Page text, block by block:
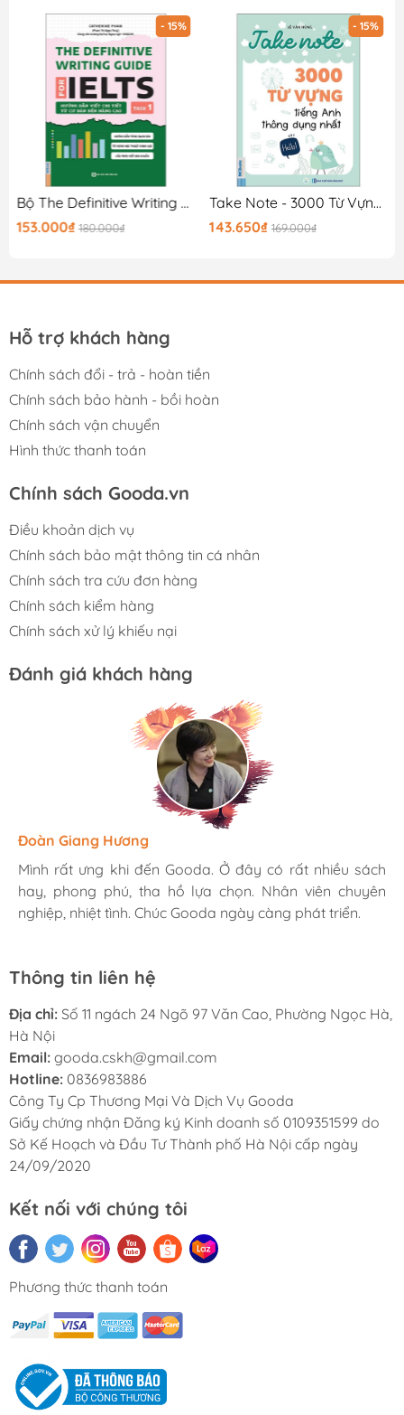
- 15%
Bộ The Definitive Writing Guide For IELTS - Task 1
153.000₫ 180.000₫
- 15%
Take Note - 3000 Từ Vựng Tiếng Anh Thông Dụng Nhất
143.650₫ 169.000₫
Hỗ trợ khách hàng
Chính sách đổi - trả - hoàn tiền
Chính sách bảo hành - bồi hoàn
Chính sách vận chuyển
Hình thức thanh toán
Chính sách Gooda.vn
Điều khoản dịch vụ
Chính sách bảo mật thông tin cá nhân
Chính sách tra cứu đơn hàng
Chính sách kiểm hàng
Chính sách xử lý khiếu nại
Đánh giá khách hàng
Hương Suri
Mình rất ưng khi đến Gooda. Ở đây có rất nhiều sách
hay, phong phú, tha hồ lựa chọn. Nhân viên chuyên
nghiệp, nhiệt tình. Chúc Gooda ngày càng phát triển.
Đoàn Giang Hương
Mình rất ưng khi đến Gooda. Ở đây có rất nhiều sách
hay, phong phú, tha hồ lựa chọn. Nhân viên chuyên
nghiệp, nhiệt tình. Chúc Gooda ngày càng phát triển.
Ngọc Anh
Mình rất ưng khi đến Gooda. Ở đây có rất nhiều sách
hay, phong phú, tha hồ lựa chọn. Nhân viên chuyên
nghiệp, nhiệt tình. Chúc Gooda ngày càng phát triển.
Thông tin liên hệ
Địa chỉ: Số 11 ngách 24 Ngõ 97 Văn Cao, Phường Ngọc Hà,
Hà Nội
Email: gooda.cskh@gmail.com
Hotline: 0836983886
Công Ty Cp Thương Mại Và Dịch Vụ Gooda
Giấy chứng nhận Đăng ký Kinh doanh số 0109351599 do
Sở Kế Hoạch và Đầu Tư Thành phố Hà Nội cấp ngày
24/09/2020
Kết nối với chúng tôi
Phương thức thanh toán